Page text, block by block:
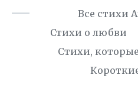
Все стихи
Стихи о любви
Cтихи,